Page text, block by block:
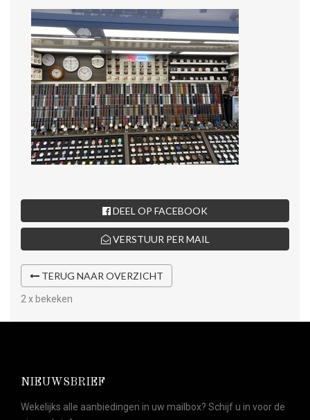
DEEL OP FACEBOOK
VERSTUUR PER MAIL
TERUG NAAR OVERZICHT
2 x bekeken
NIEUWSBRIEF
Wekelijks alle aanbiedingen in uw mailbox? Schijf u in voor de